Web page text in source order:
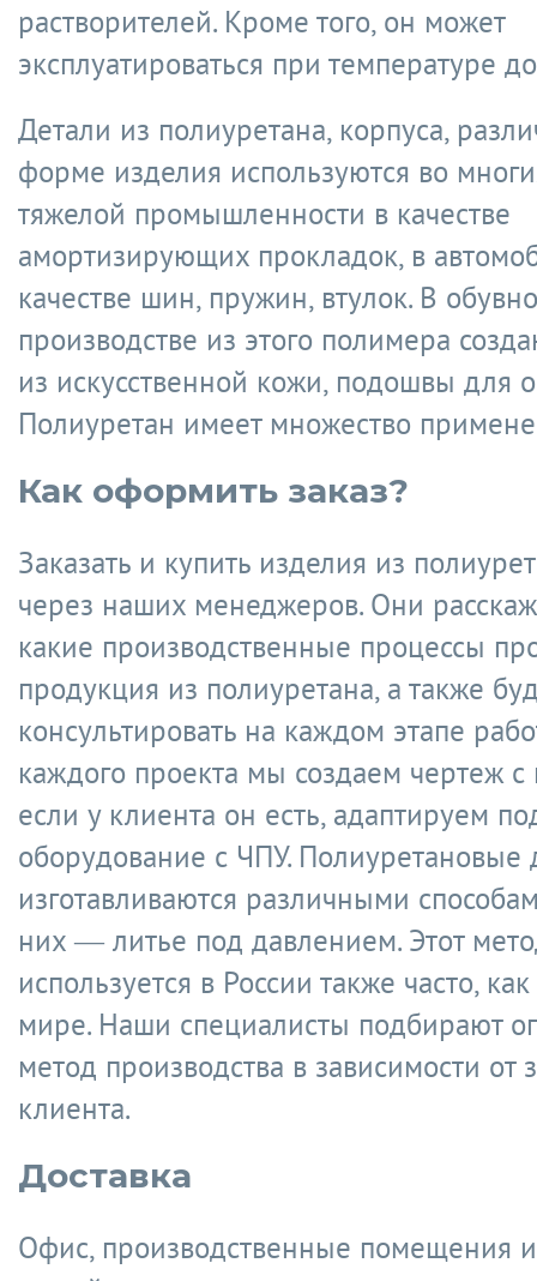
растворителей. Кроме того, он может
эксплуатироваться при температуре
Детали из полиуретана, корпуса,
форме изделия используются во
тяжелой промышленности в качестве
амортизирующих прокладок, в
качестве шин, пружин, втулок. В
производстве из этого полимера
из искусственной кожи, подошвы для
Полиуретан имеет множество
Как оформить заказ?
Заказать и купить изделия из
через наших менеджеров. Они
какие производственные процессы
продукция из полиуретана, а также
консультировать на каждом этапе
каждого проекта мы создаем чертеж с
если у клиента он есть, адаптируем
оборудование с ЧПУ. Полиуретановые
изготавливаются различными
них — литье под давлением. Этот
используется в России также часто,
мире. Наши специалисты подбирают
метод производства в зависимости от
клиента.
Доставка
Офис, производственные помещения